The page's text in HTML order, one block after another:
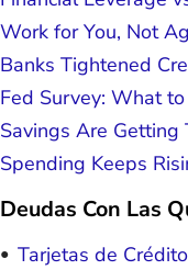
Work for You, Not
Banks Tightened
Fed Survey: What
Savings Are
Spending Keeps
Deudas Con Las
Tarjetas de Crédito